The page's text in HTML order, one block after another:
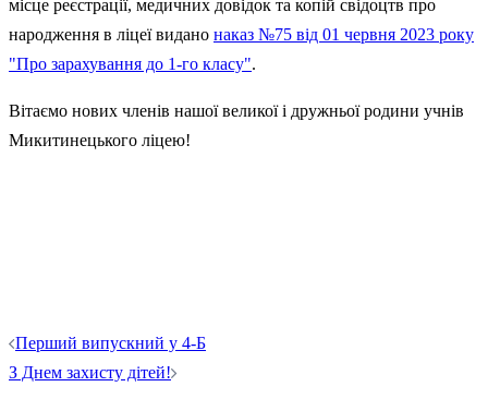
місце реєстрації, медичних довідок та копій свідоцтв про
народження в ліцеї видано наказ №75 від 01 червня 2023 року
"Про зарахування до 1-го класу".
Вітаємо нових членів нашої великої і дружньої родини учнів
Микитинецького ліцею!
Навігація
по
Перший випускний у 4-Б
З Днем захисту дітей!